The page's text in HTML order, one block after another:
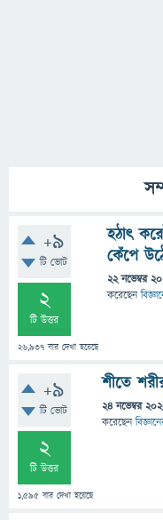
+9
টি ভোট
2
টি উত্তর
26,937 বার দেখা হয়েছে
হঠাৎ
কেঁপে
22 নভেম্বর
করেছেন
+9
টি ভোট
2
টি উত্তর
1,595 বার দেখা হয়েছে
শীতে
24 নভেম্বর
করেছেন